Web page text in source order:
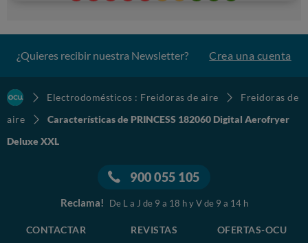
¿Quieres recibir nuestra Newsletter? Crea una cuenta
Electrodomésticos : Freidoras de aire
Freidoras de
aire
Características de PRINCESS 182060 Digital Aerofryer
Deluxe XXL
900 055 105
Reclama! De L a J de 9 a 18 h y V de 9 a 14 h
CONTACTAR REVISTAS OFERTAS-OCU